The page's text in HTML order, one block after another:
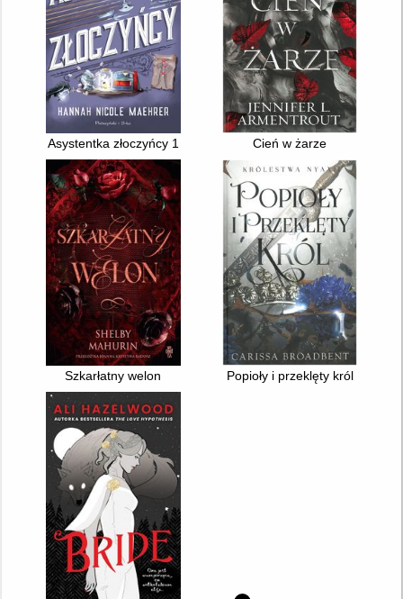
Asystentka złoczyńcy 1 Cień w żarze
Szkarłatny welon Popioły i przeklęty król